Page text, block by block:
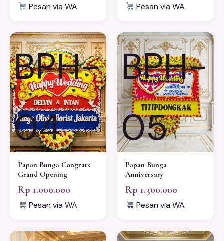
Pesan via WA Pesan via WA
BPH-
04
Papan Bunga Congrats
Grand Opening
Rp 1.000.000
Pesan via WA
BPH-
05
Papan Bunga
Anniversary
Rp 1.300.000
Pesan via WA